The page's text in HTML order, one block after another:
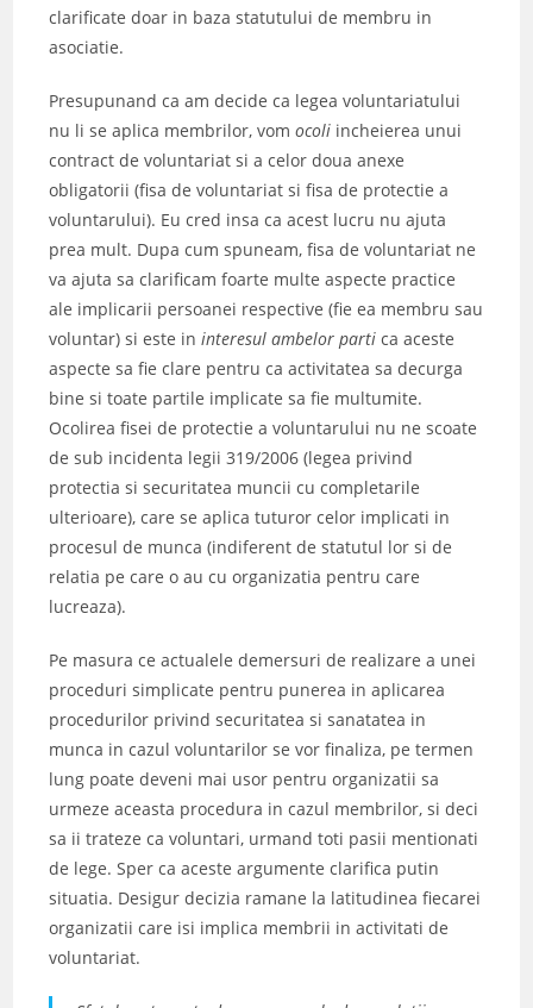
clarificate doar in baza statutului de membru in
asociatie.
Presupunand ca am decide ca legea voluntariatului
nu li se aplica membrilor, vomocoli incheierea unui
contract de voluntariat si a celor doua anexe
obligatorii (fisa de voluntariat si fisa de protectie a
voluntarului). Eu cred insa ca acest lucru nu ajuta
prea mult. Dupa cum spuneam, fisa de voluntariat ne
va ajuta sa clarificam foarte multe aspecte practice
ale implicarii persoanei respective (fie ea membru sau
voluntar) si este ininteresul ambelor parti ca aceste
aspecte sa fie clare pentru ca activitatea sa decurga
bine si toate partile implicate sa fie multumite.
Ocolirea fisei de protectie a voluntarului nu ne scoate
de sub incidenta legii 319/2006 (legea privind
protectia si securitatea muncii cu completarile
ulterioare), care se aplica tuturor celor implicati in
procesul de munca (indiferent de statutul lor si de
relatia pe care o au cu organizatia pentru care
lucreaza).
Pe masura ce actualele demersuri de realizare a unei
proceduri simplicate pentru punerea in aplicarea
procedurilor privind securitatea si sanatatea in
munca in cazul voluntarilor se vor finaliza, pe termen
lung poate deveni mai usor pentru organizatii sa
urmeze aceasta procedura in cazul membrilor, si deci
sa ii trateze ca voluntari, urmand toti pasii mentionati
de lege. Sper ca aceste argumente clarifica putin
situatia. Desigur decizia ramane la latitudinea fiecarei
organizatii care isi implica membrii in activitati de
voluntariat.